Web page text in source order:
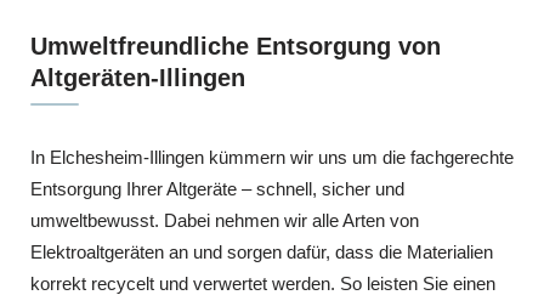
Umweltfreundliche Entsorgung von
Altgeräten-Illingen
In Elchesheim-Illingen kümmern wir uns um die fachgerechte
Entsorgung Ihrer Altgeräte – schnell, sicher und
umweltbewusst. Dabei nehmen wir alle Arten von
Elektroaltgeräten an und sorgen dafür, dass die Materialien
korrekt recycelt und verwertet werden. So leisten Sie einen